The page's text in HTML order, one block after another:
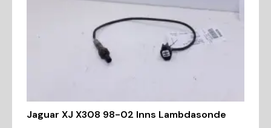
Jaguar XJ X308 98-02 Inns Lambdasonde